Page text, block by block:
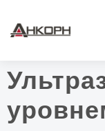
Главная| Каталог